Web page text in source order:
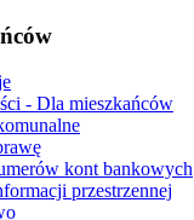
- Dla mieszkańców
kont bankowych
przestrzennej